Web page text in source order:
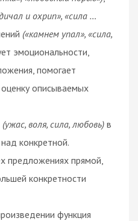
и охрип», «сила …
(«камнем упал», «сила,
эмоциональности,
помогает
описываемых
(ужас, воля, сила, любовь) в
конкретной.
предложениях прямой,
конкретности
функция